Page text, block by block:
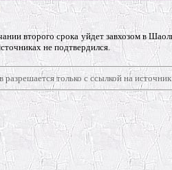
второго срока уйдет завхозом в
не подтвердился.
только с ссылкой на источник